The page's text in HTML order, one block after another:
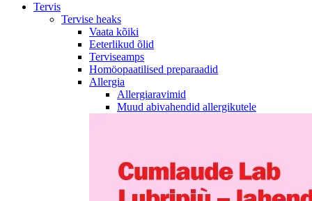
Tervis
Tervise heaks
Vaata kõiki
Eeterlikud õlid
Terviseamps
Homöopaatilised preparaadid
Allergia
Allergiaravimid
Muud abivahendid allergikutele